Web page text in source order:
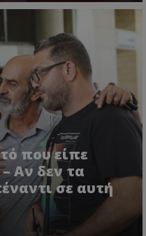
που είπε
Αν δεν τα
σε αυτή